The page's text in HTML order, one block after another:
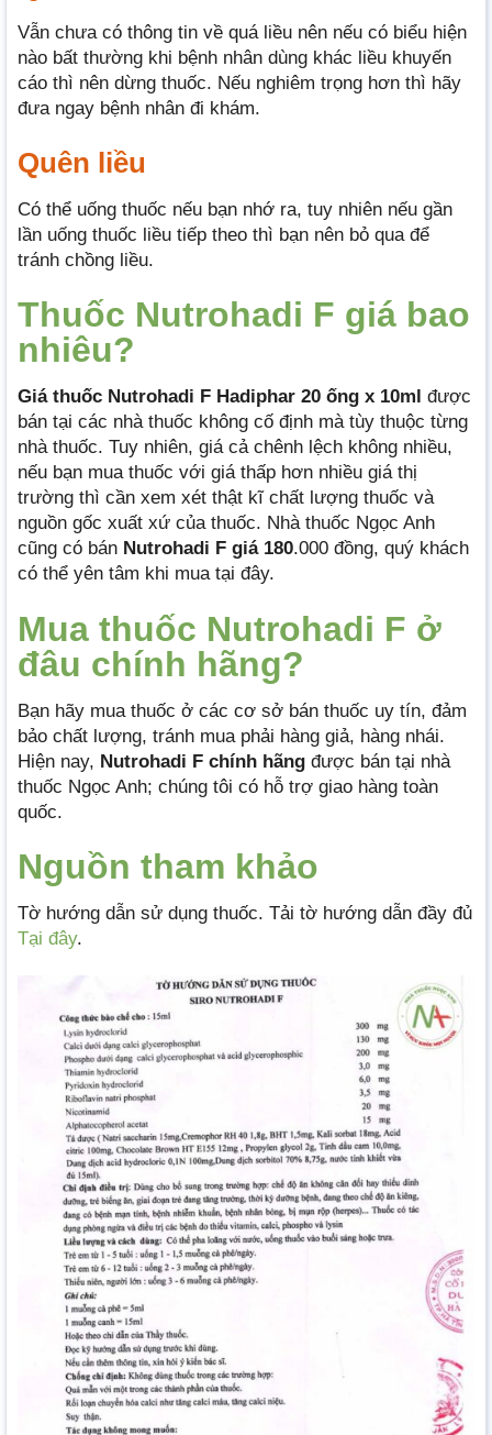
Vẫn chưa có thông tin về quá liều nên nếu có biểu hiện
nào bất thường khi bệnh nhân dùng khác liều khuyến
cáo thì nên dừng thuốc. Nếu nghiêm trọng hơn thì hãy
đưa ngay bệnh nhân đi khám.
Quên liều
Có thể uống thuốc nếu bạn nhớ ra, tuy nhiên nếu gần
lần uống thuốc liều tiếp theo thì bạn nên bỏ qua để
tránh chồng liều.
Thuốc Nutrohadi F giá bao
nhiêu?
Giá thuốc Nutrohadi F Hadiphar 20 ống x 10ml được
bán tại các nhà thuốc không cố định mà tùy thuộc từng
nhà thuốc. Tuy nhiên, giá cả chênh lệch không nhiều,
nếu bạn mua thuốc với giá thấp hơn nhiều giá thị
trường thì cần xem xét thật kĩ chất lượng thuốc và
nguồn gốc xuất xứ của thuốc. Nhà thuốc Ngọc Anh
cũng có bán Nutrohadi F giá 180.000 đồng, quý khách
có thể yên tâm khi mua tại đây.
Mua thuốc Nutrohadi F ở
đâu chính hãng?
Bạn hãy mua thuốc ở các cơ sở bán thuốc uy tín, đảm
bảo chất lượng, tránh mua phải hàng giả, hàng nhái.
Hiện nay, Nutrohadi F chính hãng được bán tại nhà
thuốc Ngọc Anh; chúng tôi có hỗ trợ giao hàng toàn
quốc.
Nguồn tham khảo
Tờ hướng dẫn sử dụng thuốc. Tải tờ hướng dẫn đầy đủ
Tại đây.